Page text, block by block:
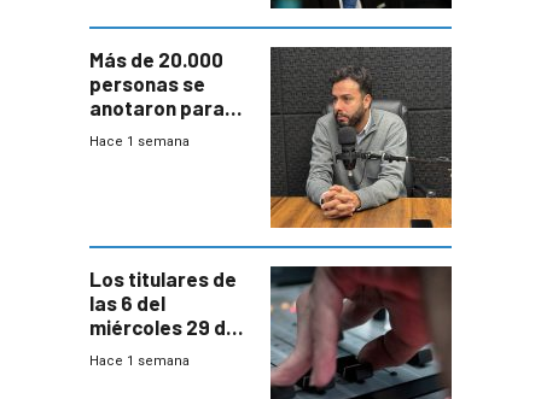
Más de 20.000
personas se
anotaron para
las pruebas
Hace 1 semana
Los titulares de
las 6 del
miércoles 29 de
julio de 2026
Hace 1 semana